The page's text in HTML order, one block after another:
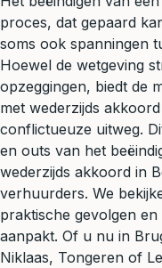
proces, dat gepaard
soms ook spanningen
Hoewel de wetgeving
opzeggingen, biedt de
met wederzijds
conflictueuze uitweg.
en outs van het
wederzijds akkoord in
verhuurders. We
praktische gevolgen
aanpakt. Of u nu in
Niklaas, Tongeren of